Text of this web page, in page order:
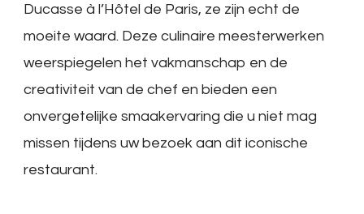
Ducasse à l’Hôtel de Paris, ze zijn echt de
moeite waard. Deze culinaire meesterwerken
weerspiegelen het vakmanschap en de
creativiteit van de chef en bieden een
onvergetelijke smaakervaring die u niet mag
missen tijdens uw bezoek aan dit iconische
restaurant.